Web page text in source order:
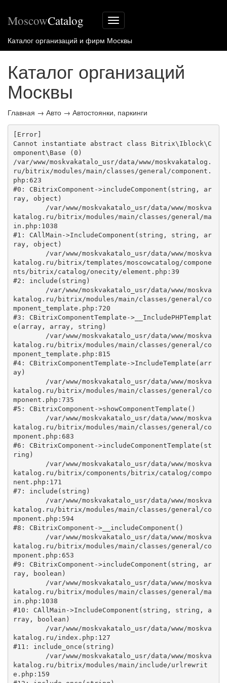
Меню
сайта
MoscowCatalog
Каталог организаций и фирм Москвы
Каталог организаций
Москвы
Главная → Авто → Автостоянки, паркинги
[Error]
Cannot instantiate abstract class Bitrix\Iblock\C
omponent\Base (0)
/var/www/moskvakatalo_usr/data/www/moskvakatalog.
ru/bitrix/modules/main/classes/general/component.
php:623
#0: CBitrixComponent->includeComponent(string, ar
ray, object)
katalog.ru/bitrix/modules/main/classes/general/ma
in.php:1038
#1: CAllMain->IncludeComponent(string, string, ar
ray, object)
katalog.ru/bitrix/templates/moscowcatalog/compone
nts/bitrix/catalog/onecity/element.php:39
#2: include(string)
katalog.ru/bitrix/modules/main/classes/general/co
mponent_template.php:720
#3: CBitrixComponentTemplate->__IncludePHPTemplat
e(array, array, string)
katalog.ru/bitrix/modules/main/classes/general/co
mponent_template.php:815
#4: CBitrixComponentTemplate->IncludeTemplate(arr
ay)
katalog.ru/bitrix/modules/main/classes/general/co
mponent.php:735
#5: CBitrixComponent->showComponentTemplate()
katalog.ru/bitrix/modules/main/classes/general/co
mponent.php:683
#6: CBitrixComponent->includeComponentTemplate(st
ring)
katalog.ru/bitrix/components/bitrix/catalog/compo
nent.php:171
#7: include(string)
katalog.ru/bitrix/modules/main/classes/general/co
mponent.php:594
#8: CBitrixComponent->__includeComponent()
katalog.ru/bitrix/modules/main/classes/general/co
mponent.php:653
#9: CBitrixComponent->includeComponent(string, ar
ray, boolean)
katalog.ru/bitrix/modules/main/classes/general/ma
in.php:1038
#10: CAllMain->IncludeComponent(string, string, a
rray, boolean)
katalog.ru/index.php:127
#11: include_once(string)
katalog.ru/bitrix/modules/main/include/urlrewrit
e.php:159